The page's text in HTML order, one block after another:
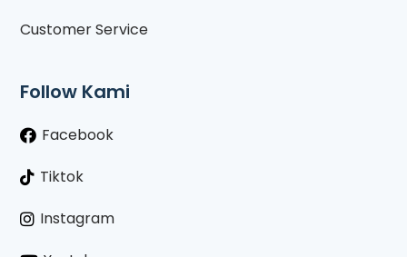
Customer Service
Follow Kami
Facebook
Tiktok
Instagram